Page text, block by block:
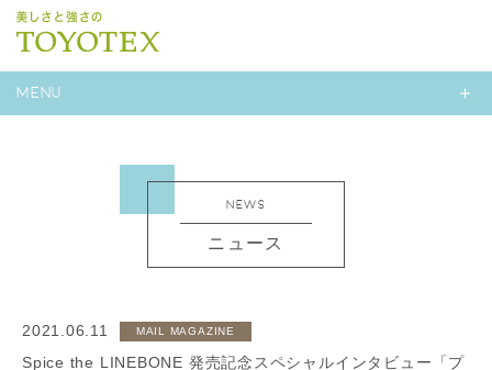
MENU
NEWS
ニュース
2021.06.11 MAIL MAGAZINE
Spice the LINEBONE 発売記念スペシャルインタビュー「プ